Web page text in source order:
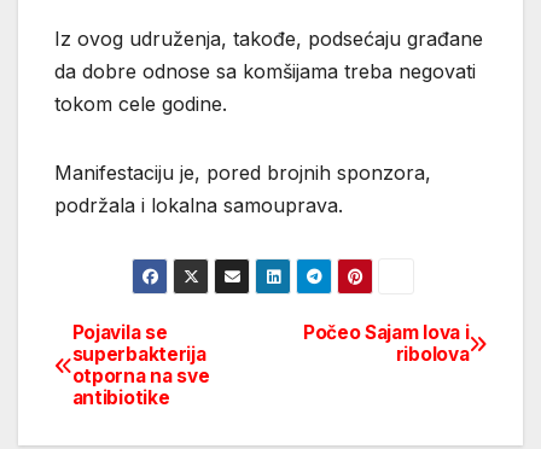
Iz ovog udruženja, takođe, podsećaju građane
da dobre odnose sa komšijama treba negovati
tokom cele godine.
Manifestaciju je, pored brojnih sponzora,
podržala i lokalna samouprava.
Post
navigation
Počeo Sajam lova i
ribolova
Pojavila se
superbakterija
otporna na sve
antibiotike